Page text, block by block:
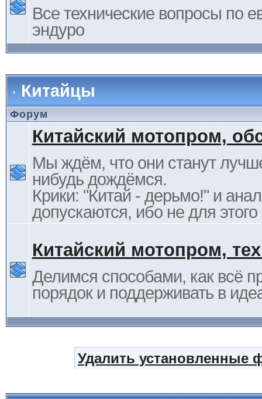
Все технические вопросы по
эндуро
Китайцы
Форум
Китайский мотопром,
Мы ждём, что они станут
нибудь дождёмся.
Крики: "Китай - дерьмо!" и
допускаются, ибо не для
Китайский мотопром,
Делимся способами, как всё
порядок и поддерживать в
Удалить установленные